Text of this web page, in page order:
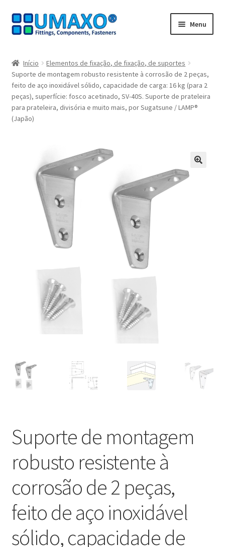
Ir
para
Saltar
para
Menu
A minha conta
Caixa registadora
Impressão
Navegação
Nossos parceiros
Proteção de dados
Retirar do contrato
Início
Elementos de fixação, de fixação, de suportes
Suporte de montagem robusto resistente à corrosão de 2 peças,
feito de aço inoxidável sólido, capacidade de carga: 16 kg (para 2
peças), superfície: fosco acetinado, SV-40S. Suporte de prateleira
para prateleira, divisória e muito mais, por Sugatsune / LAMP®
(Japão)
Suporte de montagem
robusto resistente à
corrosão de 2 peças,
feito de aço inoxidável
sólido, capacidade de